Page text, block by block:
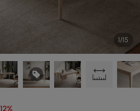
1/15